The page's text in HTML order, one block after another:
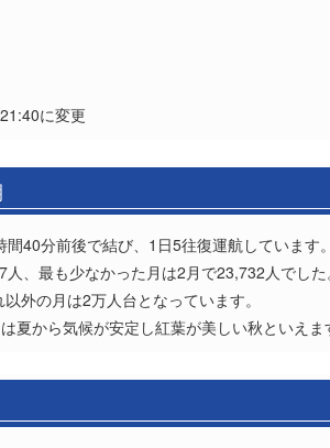
に変更
40分前後で結び、1日5往復運航しています。
、最も少なかった月は2月で23,732人でした
外の月は2万人台となっています。
から気候が安定し紅葉が美しい秋といえま